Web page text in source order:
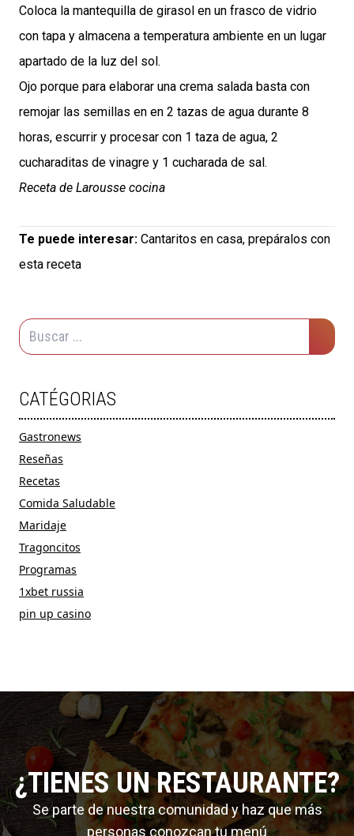
Coloca la mantequilla de girasol en un frasco de vidrio
con tapa y almacena a temperatura ambiente en un lugar
apartado de la luz del sol.
Ojo porque para elaborar una crema salada basta con
remojar las semillas en en 2 tazas de agua durante 8
horas, escurrir y procesar con 1 taza de agua, 2
cucharaditas de vinagre y 1 cucharada de sal.
Receta de Larousse cocina
Te puede interesar: Cantaritos en casa, prepáralos con
esta receta
CATÉGORIAS
Gastronews
Reseñas
Recetas
Comida Saludable
Maridaje
Tragoncitos
Programas
1xbet russia
pin up casino
¿TIENES UN RESTAURANTE?
Se parte de nuestra comunidad y haz que más
personas conozcan tu menú